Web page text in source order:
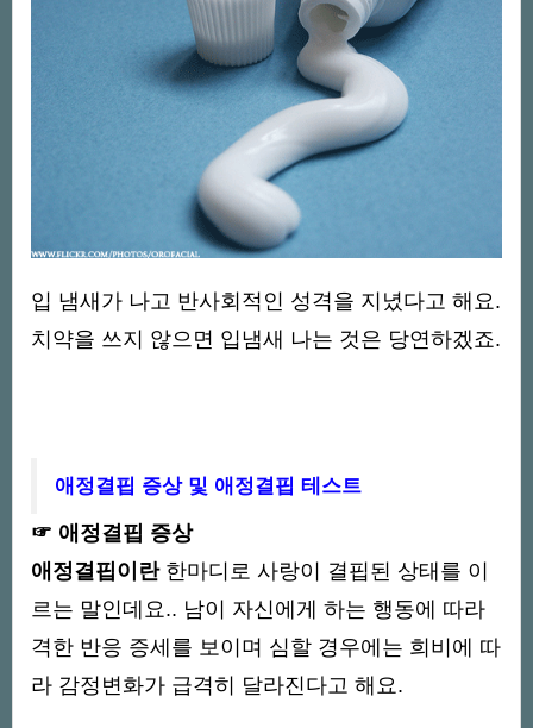
입 냄새가 나고 반사회적인 성격을 지녔다고 해요.
치약을 쓰지 않으면 입냄새 나는 것은 당연하겠죠.
애정결핍 증상 및 애정결핍 테스트
☞ 애정결핍 증상
애정결핍이란 한마디로 사랑이 결핍된 상태를 이
르는 말인데요.. 남이 자신에게 하는 행동에 따라
격한 반응 증세를 보이며 심할 경우에는 희비에 따
라 감정변화가 급격히 달라진다고 해요.